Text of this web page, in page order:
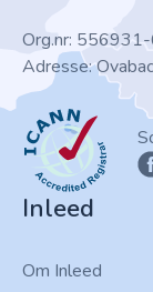
Org.nr:
Adresse:
ICANN
Inleed
Om Inleed